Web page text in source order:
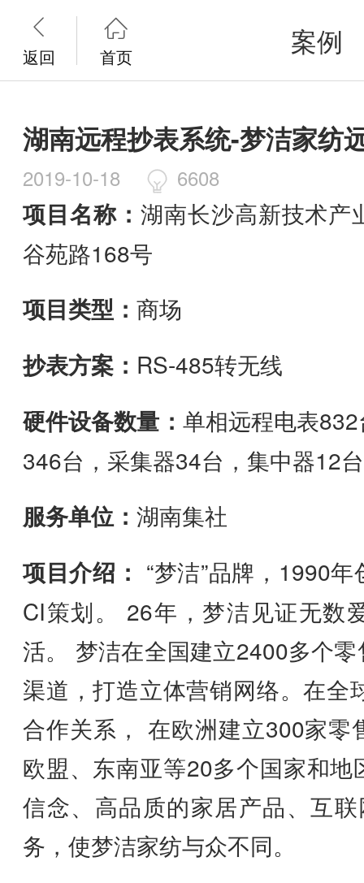

返回

首页 案例
湖南远程抄表系统-梦洁家纺
2019-10-18 6608
项目名称： 湖南长沙高新技术产
谷苑路168号
项目类型： 商场
抄表方案： RS-485转无线
硬件设备数量： 单相远程电表
346台，采集器34台，集中器12台
服务单位： 湖南集社
项目介绍： “梦洁”品牌，1990
CI策划。 26年，梦洁见证无数
活。 梦洁在全国建立2400多个
渠道，打造立体营销网络。在全
合作关系， 在欧洲建立300家零
欧盟、东南亚等20多个国家和地
信念、高品质的家居产品、互
务，使梦洁家纺与众不同。